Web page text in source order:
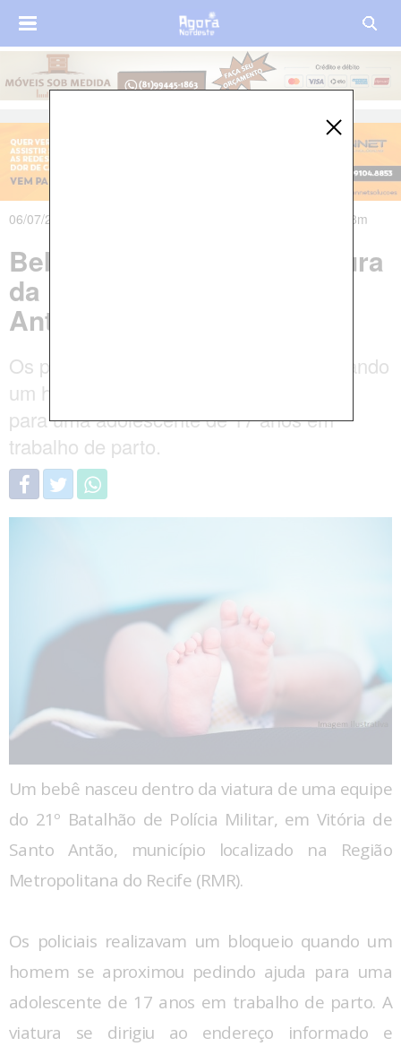
06/07/2021 às 22h50m - Atualizado em 07/07/2021 às 00h48m
Bebê nasce dentro de viatura
da PM em Vitória de Santo
Antão
Os policiais realizavam um bloqueio quando
um homem se aproximou pedindo ajuda
para uma adolescente de 17 anos em
trabalho de parto.
Um bebê nasceu dentro da viatura de uma equipe
do 21º Batalhão de Polícia Militar, em Vitória de
Santo Antão, município localizado na Região
Metropolitana do Recife (RMR).
Os policiais realizavam um bloqueio quando um
homem se aproximou pedindo ajuda para uma
adolescente de 17 anos em trabalho de parto. A
viatura se dirigiu ao endereço informado e